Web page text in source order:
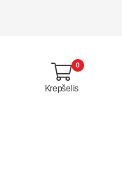
0
Krepšelis